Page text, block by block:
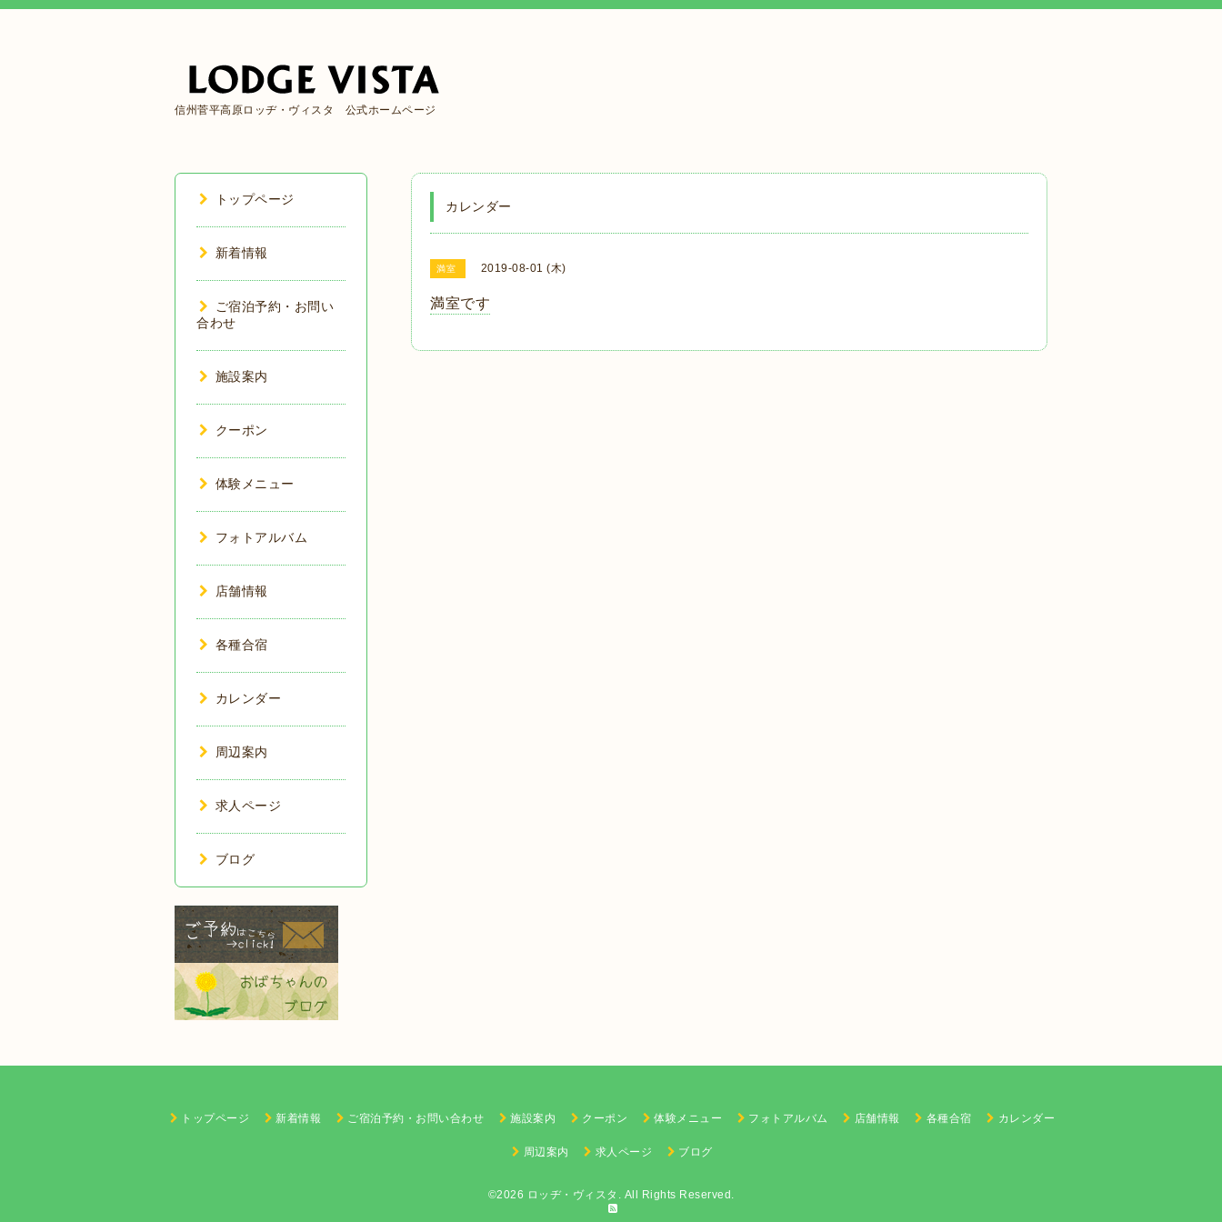
信州菅平高原ロッヂ・ヴィスタ 公式ホームページ
カレンダー
満室 2019-08-01 (木)
満室です
トップページ
新着情報
ご宿泊予約・お問い
合わせ
施設案内
クーポン
体験メニュー
フォトアルバム
店舗情報
各種合宿
カレンダー
周辺案内
求人ページ
ブログ
トップページ 新着情報 ご宿泊予約・お問い合わせ 施設案内 クーポン 体験メニュー フォトアルバム 店舗情報 各種合宿 カレンダー
周辺案内 求人ページ ブログ
©2026 ロッヂ・ヴィスタ . All Rights Reserved.